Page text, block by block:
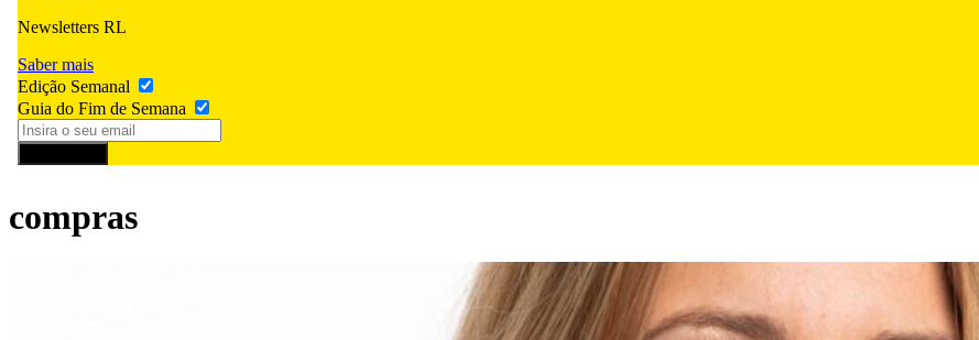
Newsletters RL
Saber mais
Edição Semanal
Guia do Fim de Semana
compras